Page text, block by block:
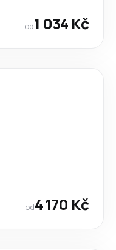
od1 034 Kč
od4 170 Kč